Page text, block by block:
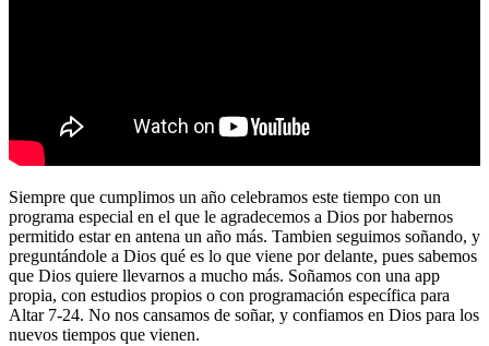
Siempre que cumplimos un año celebramos este tiempo con un
programa especial en el que le agradecemos a Dios por habernos
permitido estar en antena un año más. Tambien seguimos soñando, y
preguntándole a Dios qué es lo que viene por delante, pues sabemos
que Dios quiere llevarnos a mucho más. Soñamos con una app
propia, con estudios propios o con programación específica para
Altar 7-24. No nos cansamos de soñar, y confiamos en Dios para los
nuevos tiempos que vienen.